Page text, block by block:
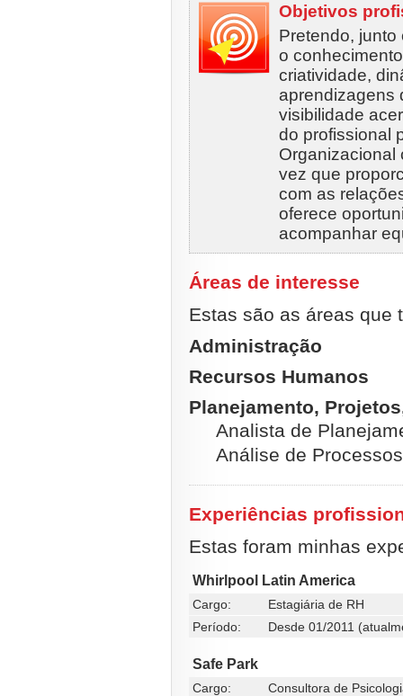
Objetivos
Pretendo,
o
criatividade,
aprendizagens
visibilidade
do profissional
Organizacional
vez que
com as
oferece
acompanhar
Áreas de interesse
Estas são as áreas que
Administração
Recursos Humanos
Planejamento,
Analista de
Análise de Processos
Experiências
Estas foram minhas
Whirlpool Latin America
Cargo:
Estagiária de RH
Período:
Desde 01/2011
Safe Park
Cargo:
Consultora de